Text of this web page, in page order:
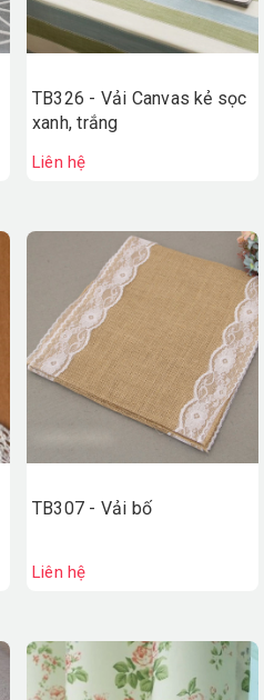
TB326 - Vải Canvas kẻ sọc
xanh, trắng
Liên hệ
TB307 - Vải bố
Liên hệ